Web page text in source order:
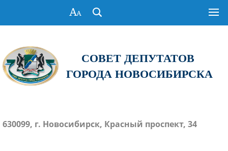
СОВЕТ ДЕПУТАТОВ
ГОРОДА НОВОСИБИРСКА
630099, г. Новосибирск, Красный проспект, 34